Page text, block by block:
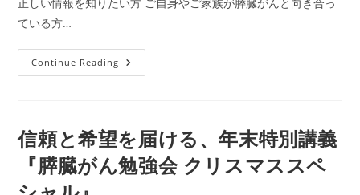
ている方…
Continue Reading
月
56
回
日
本
膵
信頼と希望を届ける、年末特別講義
『膵臓がん勉強会 クリスマススペ